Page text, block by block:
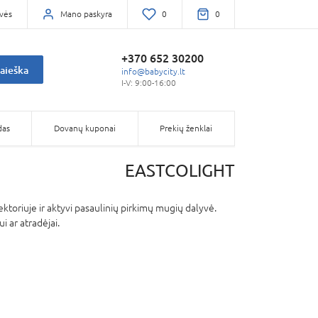
Mano paskyra 0 0
+370 652 30200
info@babycity.lt
I-V: 9:00-16:00
Dovanų kuponai Prekių ženklai
EASTCOLIGHT
ir aktyvi pasaulinių pirkimų mugių dalyvė.
ar atradėjai.